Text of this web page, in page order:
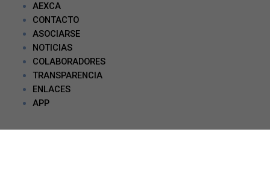
AEXCA
CONTACTO
ASOCIARSE
NOTICIAS
COLABORADORES
TRANSPARENCIA
ENLACES
APP